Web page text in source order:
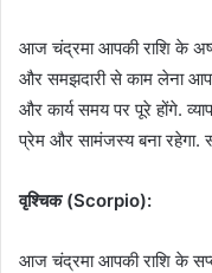
आज चंद्रमा आपकी राशि के
और समझदारी से काम लेना
और कार्य समय पर पूरे होंगे.
प्रेम और सामंजस्य बना रहेगा.
वृश्चिक (Scorpio):
आज चंद्रमा आपकी राशि के